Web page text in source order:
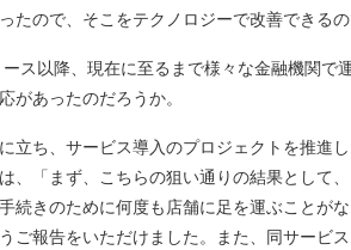
たので、そこをテクノロジーで改善できる
ス以降、現在に至るまで様々な金融機関で
があったのだろうか。
立ち、サービス導入のプロジェクトを推進し
、「まず、こちらの狙い通りの結果として、
続きのために何度も店舗に足を運ぶことがな
ご報告をいただけました。また、同サービス